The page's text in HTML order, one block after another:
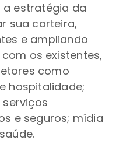
estratégia da
sua carteira,
e ampliando
os existentes,
como
hospitalidade;
e seguros; mídia